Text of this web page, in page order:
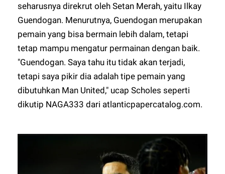
seharusnya direkrut oleh Setan Merah, yaitu Ilkay
Guendogan. Menurutnya, Guendogan merupakan
pemain yang bisa bermain lebih dalam, tetapi
tetap mampu mengatur permainan dengan baik.
"Guendogan. Saya tahu itu tidak akan terjadi,
tetapi saya pikir dia adalah tipe pemain yang
dibutuhkan Man United," ucap Scholes seperti
dikutip NAGA333dari atlanticpapercatalog.com.